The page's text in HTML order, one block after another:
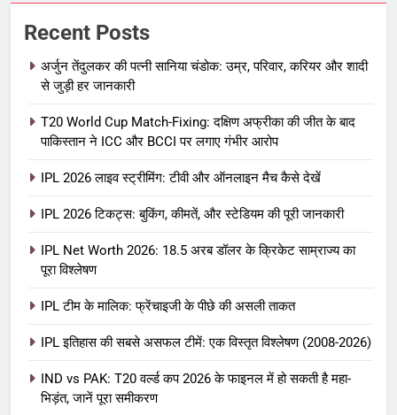
Recent Posts
अर्जुन तेंदुलकर की पत्नी सानिया चंडोक: उम्र, परिवार, करियर और शादी
से जुड़ी हर जानकारी
T20 World Cup Match-Fixing: दक्षिण अफ्रीका की जीत के बाद
पाकिस्तान ने ICC और BCCI पर लगाए गंभीर आरोप
IPL 2026 लाइव स्ट्रीमिंग: टीवी और ऑनलाइन मैच कैसे देखें
IPL 2026 टिकट्स: बुकिंग, कीमतें, और स्टेडियम की पूरी जानकारी
IPL Net Worth 2026: 18.5 अरब डॉलर के क्रिकेट साम्राज्य का
पूरा विश्लेषण
IPL टीम के मालिक: फ्रेंचाइजी के पीछे की असली ताकत
IPL इतिहास की सबसे असफल टीमें: एक विस्तृत विश्लेषण (2008-2026)
IND vs PAK: T20 वर्ल्ड कप 2026 के फाइनल में हो सकती है महा-
भिड़ंत, जानें पूरा समीकरण
IPL Net Worth 2026: 18.5 अरब डॉलर
आईपीएल 2026 क्रिकेट
IPL टीम के मालिक: फ्रेंचाइजी के पीछे की
असली ताकत